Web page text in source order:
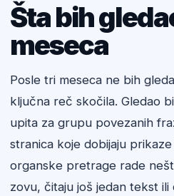
Šta bih
meseca
Posle tri meseca ne bih
ključna reč skočila. Gledao
upita za grupu povezanih
stranica koje dobijaju
organske pretrage rade
zovu, čitaju još jedan tekst ili